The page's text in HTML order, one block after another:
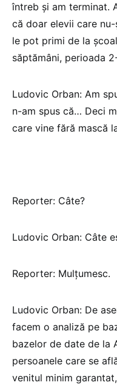
întreb și am terminat.
că doar elevii care
le pot primi de la
săptămâni, perioada
Ludovic Orban: Am
n-am spus că… Deci
care vine fără mască
Reporter: Câte?
Ludovic Orban: Câte
Reporter: Mulțumesc.
Ludovic Orban: De
facem o analiză pe
bazelor de date de la
persoanele care se
venitul minim